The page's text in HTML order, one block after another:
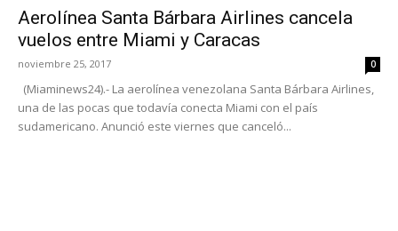
Aerolínea Santa Bárbara Airlines cancela
vuelos entre Miami y Caracas
noviembre 25, 2017 0
(Miaminews24).- La aerolínea venezolana Santa Bárbara Airlines,
una de las pocas que todavía conecta Miami con el país
sudamericano. Anunció este viernes que canceló...